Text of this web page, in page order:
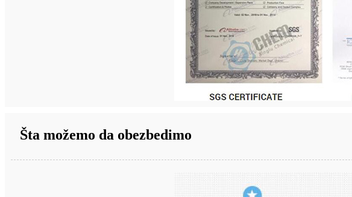
Šta možemo da obezbedimo